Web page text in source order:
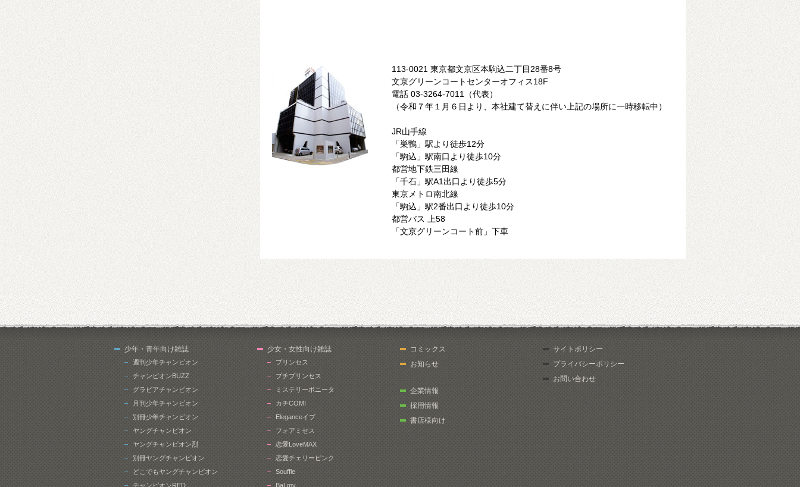
113-0021 東京都文京区本駒込二丁目28番8号
文京グリーンコートセンターオフィス18F
電話 03-3264-7011（代表）
（令和７年１月６日より、本社建て替えに伴い上記の場所に一時移転中）
JR山手線
「巣鴨」駅より徒歩12分
「駒込」駅南口より徒歩10分
都営地下鉄三田線
「千石」駅A1出口より徒歩5分
東京メトロ南北線
「駒込」駅2番出口より徒歩10分
都営バス 上58
「文京グリーンコート前」下車
少年・青年向け雑誌
週刊少年チャンピオン
チャンピオンBUZZ
グラビアチャンピオン
月刊少年チャンピオン
別冊少年チャンピオン
ヤングチャンピオン
ヤングチャンピオン烈
別冊ヤングチャンピオン
どこでもヤングチャンピオン
チャンピオンRED
少女・女性向け雑誌
プリンセス
プチプリンセス
ミステリーボニータ
カチCOMI
Eleganceイブ
フォアミセス
恋愛LoveMAX
恋愛チェリーピンク
Souffle
BaLmy
コミックス
お知らせ
企業情報
採用情報
書店様向け
サイトポリシー
プライバシーポリシー
お問い合わせ